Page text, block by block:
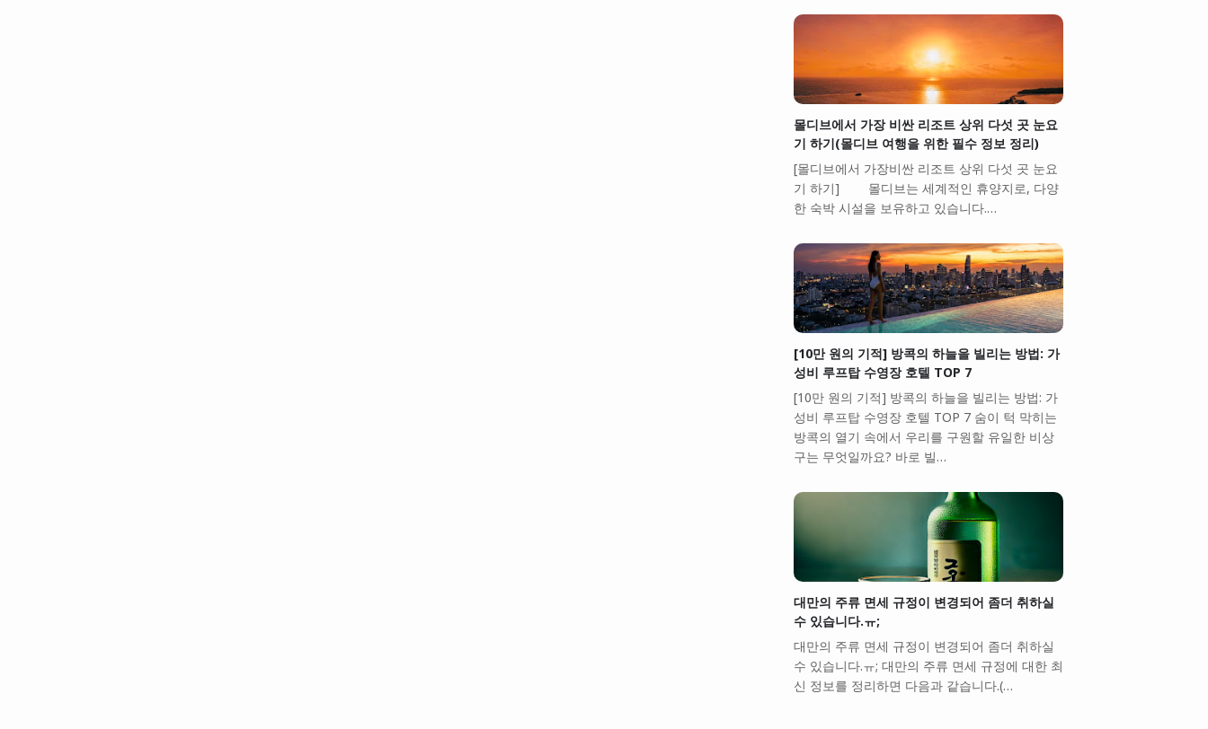
몰디브에서 가장 비싼 리조트 상위 다섯 곳 눈요
기 하기(몰디브 여행을 위한 필수 정보 정리)
[몰디브에서 가장비싼 리조트 상위 다섯 곳 눈요
기 하기] 몰디브는 세계적인 휴양지로, 다양
한 숙박 시설을 보유하고 있습니다.…
[10만 원의 기적] 방콕의 하늘을 빌리는 방법: 가
성비 루프탑 수영장 호텔 TOP 7
[10만 원의 기적] 방콕의 하늘을 빌리는 방법: 가
성비 루프탑 수영장 호텔 TOP 7 숨이 턱 막히는
방콕의 열기 속에서 우리를 구원할 유일한 비상
구는 무엇일까요? 바로 빌…
대만의 주류 면세 규정이 변경되어 좀더 취하실
수 있습니다.ㅠ;
대만의 주류 면세 규정이 변경되어 좀더 취하실
수 있습니다.ㅠ; 대만의 주류 면세 규정에 대한 최
신 정보를 정리하면 다음과 같습니다.(…